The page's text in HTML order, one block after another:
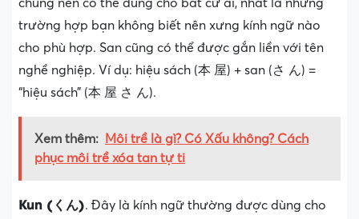
chung nên có thể dùng cho bất cứ ai, nhất là những
trường hợp bạn không biết nên xưng kính ngữ nào
cho phù hợp. San cũng có thể được gắn liền với tên
nghề nghiệp. Ví dụ: hiệu sách (本 屋) + san (さ ん) =
“hiệu sách” (本 屋 さ ん).
Xem thêm:
Môi trề là gì? Có Xấu không? Cách
phục môi trề xóa tan tự ti
Kun (くん). Đây là kính ngữ thường được dùng cho